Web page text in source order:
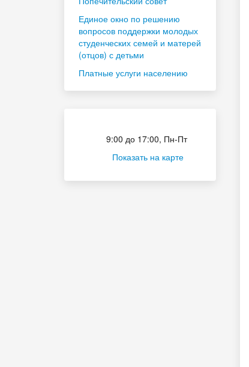
Единое окно по решению
вопросов поддержки молодых
студенческих семей и матерей
(отцов) с детьми
Платные услуги населению
9:00 до 17:00, Пн-Пт
Показать на карте